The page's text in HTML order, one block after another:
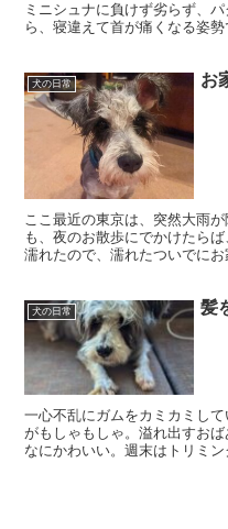
ミニシュナに負けず劣らず、
ら、寝違えて首が痛くなる姿勢
犬の日常 お
ここ最近の東京は、突然大雨
も、夜のお散歩にでかけたら
濡れたので、濡れたついでに
犬の日常 髪
一心不乱にガムをカミカミし
がもしゃもしゃ。溢れ出すお
なにかわいい。週末はトリミン